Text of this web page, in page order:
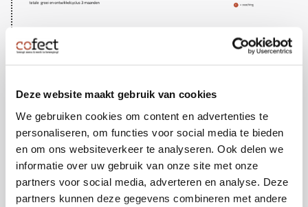
Deze website maakt gebruik van cookies
We gebruiken cookies om content en advertenties te
personaliseren, om functies voor social media te bieden
en om ons websiteverkeer te analyseren. Ook delen we
informatie over uw gebruik van onze site met onze
partners voor social media, adverteren en analyse. Deze
partners kunnen deze gegevens combineren met andere
STAPPENPLAN EN CYCLUS
Kompas – Waar sta jij nu?
Richting – Verken je ambities
Uitdagingen – Welke uitdagingen ga je aan?
Actieplan – Maak het concreet
Actie nemen – Uitproberen en experimenteren